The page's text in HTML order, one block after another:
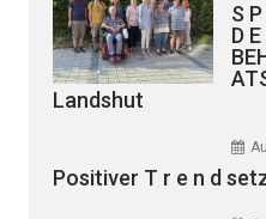
S
D
Landshut
Positiver T r e n d